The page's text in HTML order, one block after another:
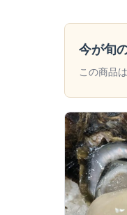
今が旬
この商品